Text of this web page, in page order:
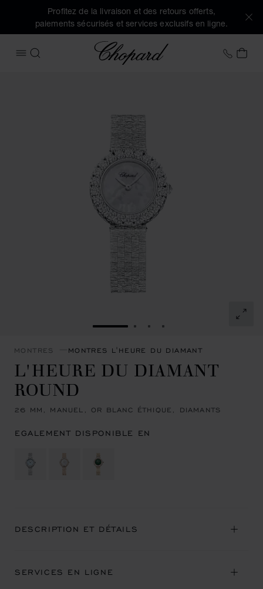
Profitez de la livraison et des retours offerts,
paiements sécurisés et services exclusifs en ligne.
OUVRIR LE MENU
RECHERCHER
Chopard +41
ALLER À LA DIAPOSITIVE 1
ALLER À LA DIAPOSITIVE
ALLER À LA
ALLER À LA
MONTRES MONTRES L'HEURE DU DIAMANT
L'HEURE DU DIAMANT
ROUND
26 MM, MANUEL, OR BLANC ÉTHIQUE, DIAMANTS
EGALEMENT DISPONIBLE EN
DESCRIPTION ET DÉTAILS
SERVICES EN LIGNE